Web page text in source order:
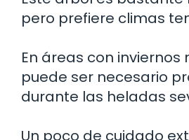
pero prefiere climas
En áreas con inviernos
puede ser necesario
durante las heladas
Un poco de cuidado